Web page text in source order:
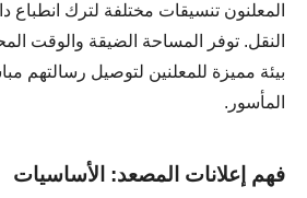
المعلنون تنسيقات مختلفة لترك انطباع
النقل. توفر المساحة الضيقة والوقت
بيئة مميزة للمعلنين لتوصيل رسالتهم
المأسور.
فهم إعلانات المصعد: الأساسيات